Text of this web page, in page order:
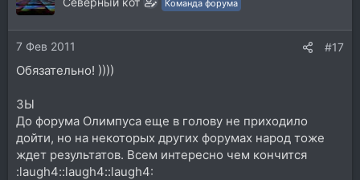
Команда форума
7 Фев 2011 #17
Обязательно! ))))
ЗЫ
До форума Олимпуса еще в голову не приходило
дойти, но на некоторых других форумах народ тоже
ждет результатов. Всем интересно чем кончится
:laugh4::laugh4::laugh4: